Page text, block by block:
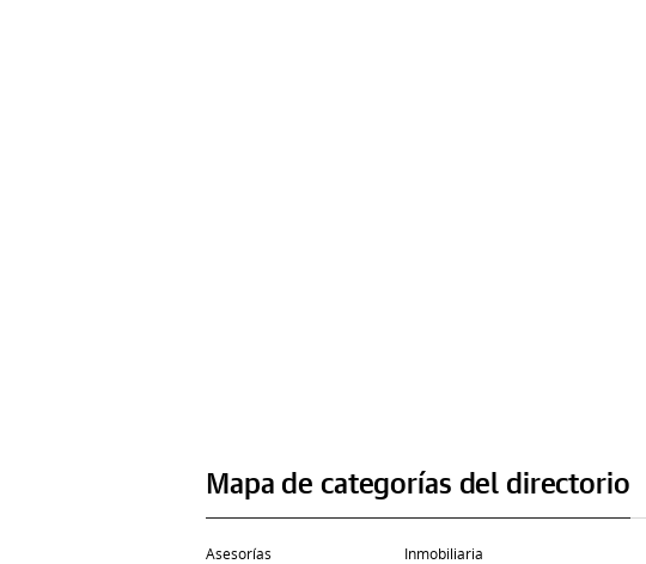
Mapa de categorías del directorio
Asesorías Inmobiliaria